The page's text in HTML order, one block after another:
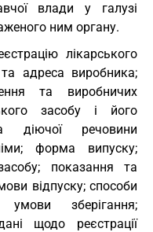
влади у галузі
ним органу.
лікарського
адреса виробника;
та виробничих
засобу і його
діючої речовини
форма випуску;
показання та
відпуску; способи
зберігання;
щодо реєстрації